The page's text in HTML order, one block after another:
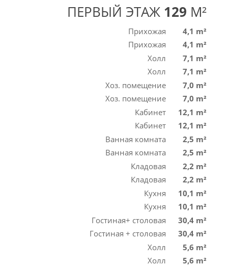
ПЕРВЫЙ ЭТАЖ 129 M²
Прихожая
4,1 m²
Прихожая
4,1 m²
Холл
7,1 m²
Холл
7,1 m²
Хоз. помещение
7,0 m²
Хоз. помещение
7,0 m²
Кабинет
12,1 m²
Кабинет
12,1 m²
Ванная комната
2,5 m²
Ванная комната
2,5 m²
Кладовая
2,2 m²
Кладовая
2,2 m²
Кухня
10,1 m²
Кухня
10,1 m²
Гостиная+ столовая
30,4 m²
Гостиная + столовая
30,4 m²
Холл
5,6 m²
Холл
5,6 m²